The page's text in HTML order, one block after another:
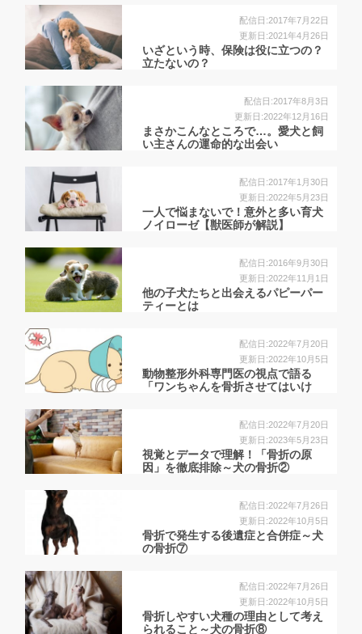
配信日:2017年7月22日
更新日:2021年4月26日
いざという時、保険は役に立つの？
立たないの？
配信日:2017年8月3日
更新日:2022年12月16日
まさかこんなところで…。愛犬と飼
い主さんの運命的な出会い
配信日:2017年1月30日
更新日:2022年5月23日
一人で悩まないで！意外と多い育犬
ノイローゼ【獣医師が解説】
配信日:2016年9月30日
更新日:2022年11月1日
他の子犬たちと出会えるパピーパー
ティーとは
配信日:2022年7月20日
更新日:2022年10月5日
動物整形外科専門医の視点で語る
「ワンちゃんを骨折させてはいけ
配信日:2022年7月20日
更新日:2023年5月23日
視覚とデータで理解！「骨折の原
因」を徹底排除～犬の骨折②
配信日:2022年7月26日
更新日:2022年10月5日
⾻折で発⽣する後遺症と合併症～犬
の骨折⑦
配信日:2022年7月26日
更新日:2022年10月5日
骨折しやすい犬種の理由として考え
られること～犬の骨折⑧